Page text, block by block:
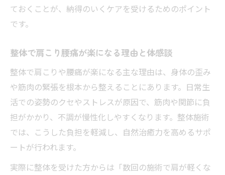
ておくことが、納得のいくケアを受けるためのポイント
です。
整体で肩こり腰痛が楽になる理由と体感談
整体で肩こりや腰痛が楽になる主な理由は、身体の歪み
や筋肉の緊張を根本から整えることにあります。日常生
活での姿勢のクセやストレスが原因で、筋肉や関節に負
担がかかり、不調が慢性化しやすくなります。整体施術
では、こうした負担を軽減し、自然治癒力を高めるサポ
ートが行われます。
実際に整体を受けた方からは「数回の施術で肩が軽くな